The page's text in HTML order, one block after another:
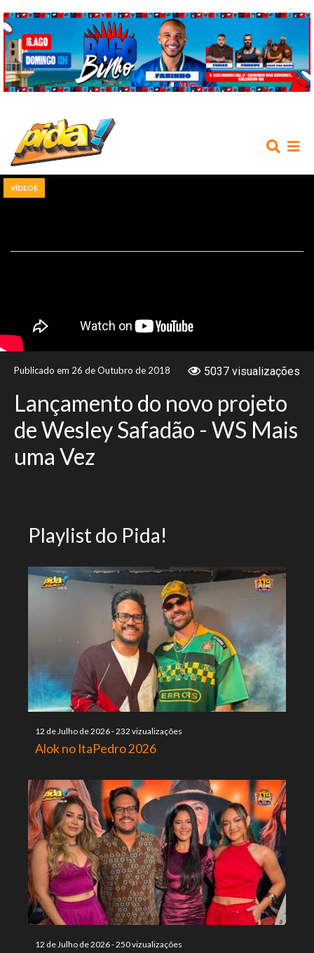
VÍDEOS
PROMOÇÕES
VÍDEOS
Publicado em 26 de Outubro de 2018 5037 visualizações
Lançamento do novo projeto
de Wesley Safadão - WS Mais
uma Vez
Playlist do Pida!
12 de Julho de 2026-232 vizualizações
Alok no ItaPedro 2026
12 de Julho de 2026-250 vizualizações